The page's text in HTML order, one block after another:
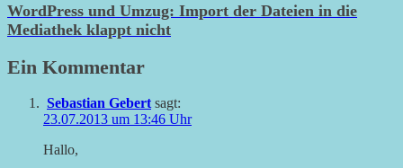
WordPress und Umzug: Import der Dateien in die
Mediathek klappt nicht
Ein Kommentar
Sebastian Gebert sagt:
23.07.2013 um 13:46 Uhr
Hallo,